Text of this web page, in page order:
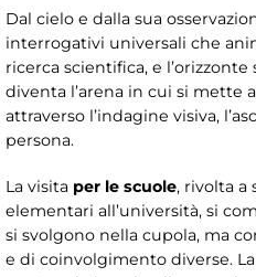
Dal cielo e dalla sua
interrogativi universali che
ricerca scientifica, e
diventa l’arena in cui si mette
attraverso l’indagine visiva,
persona.
La visita per le scuole, rivolta a
elementari all’università, si
si svolgono nella cupola, ma
e di coinvolgimento diverse.